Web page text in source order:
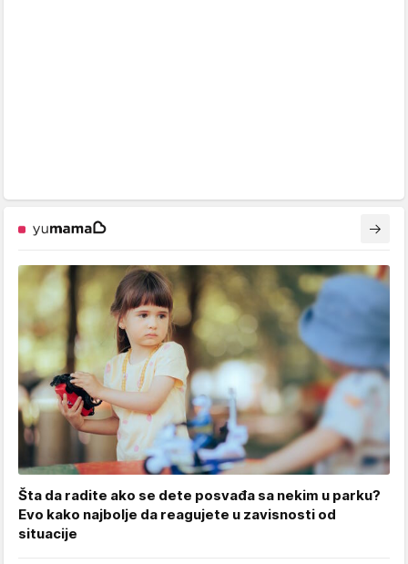
Šta da radite ako se dete posvađa sa nekim u parku?
Evo kako najbolje da reagujete u zavisnosti od
situacije